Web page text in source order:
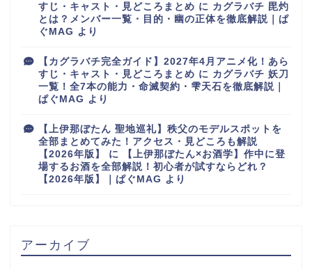
すじ・キャスト・見どころまとめ に カグラバチ 毘灼
とは？メンバー一覧・目的・幽の正体を徹底解説｜ぱ
ぐMAG より
【カグラバチ完全ガイド】2027年4月アニメ化！あら
すじ・キャスト・見どころまとめ に カグラバチ 妖刀
一覧！全7本の能力・命滅契約・雫天石を徹底解説｜
ぱぐMAG より
【上伊那ぼたん 聖地巡礼】秩父のモデルスポットを
全部まとめてみた！アクセス・見どころも解説
【2026年版】
に
【上伊那ぼたん×お酒学】作中に登
場するお酒を全部解説！初心者が試すならどれ？
【2026年版】｜ぱぐMAG より
アーカイブ